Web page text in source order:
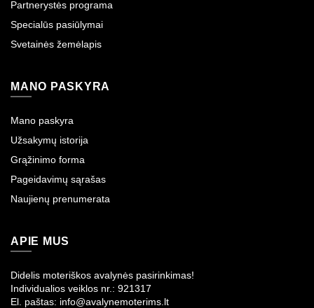
Partnerystės programa
Specialūs pasiūlymai
Svetainės žemėlapis
MANO PASKYRA
Mano paskyra
Užsakymų istorija
Grąžinimo forma
Pageidavimų sąrašas
Naujienų prenumerata
APIE MUS
Didelis moteriškos avalynės pasirinkimas!
Individualios veiklos nr.: 921317
El. paštas: info@avalynemoterims.lt